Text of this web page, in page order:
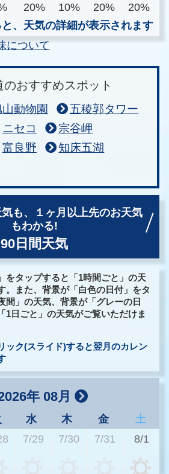
20% 10% 20%
20%
、天気の詳細が表示されます
について
のおすすめスポット
山動物園
五稜郭タワー
ニセコ
宗谷岬
富良野
知床五湖
も、
１ヶ月以上先のお天気
もわかる!
90日間天気
をタップすると「1時間ごと」の天
。また、背景が「白色の日付」をタ
間」の天気、背景が「グレーの日
1日ごと」の天気がご覧いただけま
ック(スライド)すると翌月のカレン
年 08月
水 木 金
土
7/29 7/30 7/31 8/1